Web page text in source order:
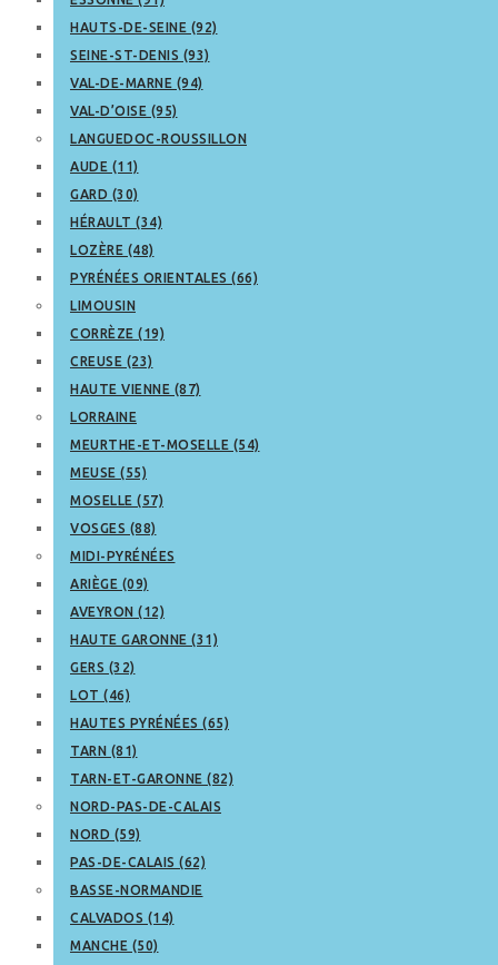
HAUTS-DE-SEINE (92)
SEINE-ST-DENIS (93)
VAL-DE-MARNE (94)
VAL-D’OISE (95)
LANGUEDOC-ROUSSILLON
AUDE (11)
GARD (30)
HÉRAULT (34)
LOZÈRE (48)
PYRÉNÉES ORIENTALES (66)
LIMOUSIN
CORRÈZE (19)
CREUSE (23)
HAUTE VIENNE (87)
LORRAINE
MEURTHE-ET-MOSELLE (54)
MEUSE (55)
MOSELLE (57)
VOSGES (88)
MIDI-PYRÉNÉES
ARIÈGE (09)
AVEYRON (12)
HAUTE GARONNE (31)
GERS (32)
LOT (46)
HAUTES PYRÉNÉES (65)
TARN (81)
TARN-ET-GARONNE (82)
NORD-PAS-DE-CALAIS
NORD (59)
PAS-DE-CALAIS (62)
BASSE-NORMANDIE
CALVADOS (14)
MANCHE (50)